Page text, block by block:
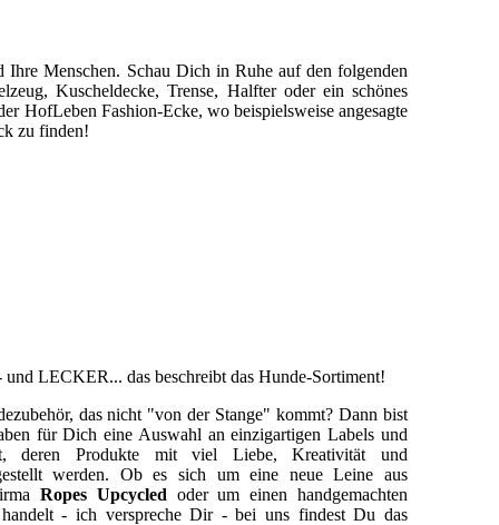
Menschen. Schau Dich in Ruhe auf den folgenden
Kuscheldecke, Trense, Halfter oder ein schönes
HofLeben Fashion-Ecke, wo beispielsweise angesagte
zu finden!
LECKER... das beschreibt das Hunde-Sortiment!
das nicht "von der Stange" kommt? Dann bist
für Dich eine Auswahl an einzigartigen Labels und
deren Produkte mit viel Liebe, Kreativität und
werden. Ob es sich um eine neue Leine aus
Ropes Upcycled oder um einen handgemachten
handelt - ich verspreche Dir - bei uns findest Du das